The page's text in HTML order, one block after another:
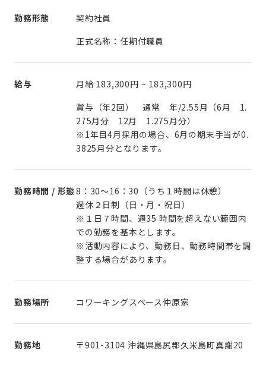
勤務形態
契約社員
正式名称：任期付職員
給与 月給 183,300円 ~ 183,300円
賞与（年2回） 通常 年/2.55月（6月 1.
275月分 12月 1.275月分）
※1年目4月採用の場合、6月の期末手当が0.
3825月分となります。
勤務時間 / 形態8：30～16：30（うち１時間は休憩）
週休２日制（日・月・祝日）
※１日７時間、週35 時間を超えない範囲内
での勤務を基本とします。
※活動内容により、勤務日、勤務時間帯を調
勤務場所 コワーキングスペース仲原家
勤務地 〒901-3104 沖縄県島尻郡久米島町真謝20